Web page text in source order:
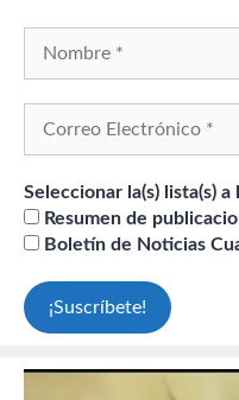
Seleccionar la(s) lista(s)
Resumen de
Boletín de Noticias